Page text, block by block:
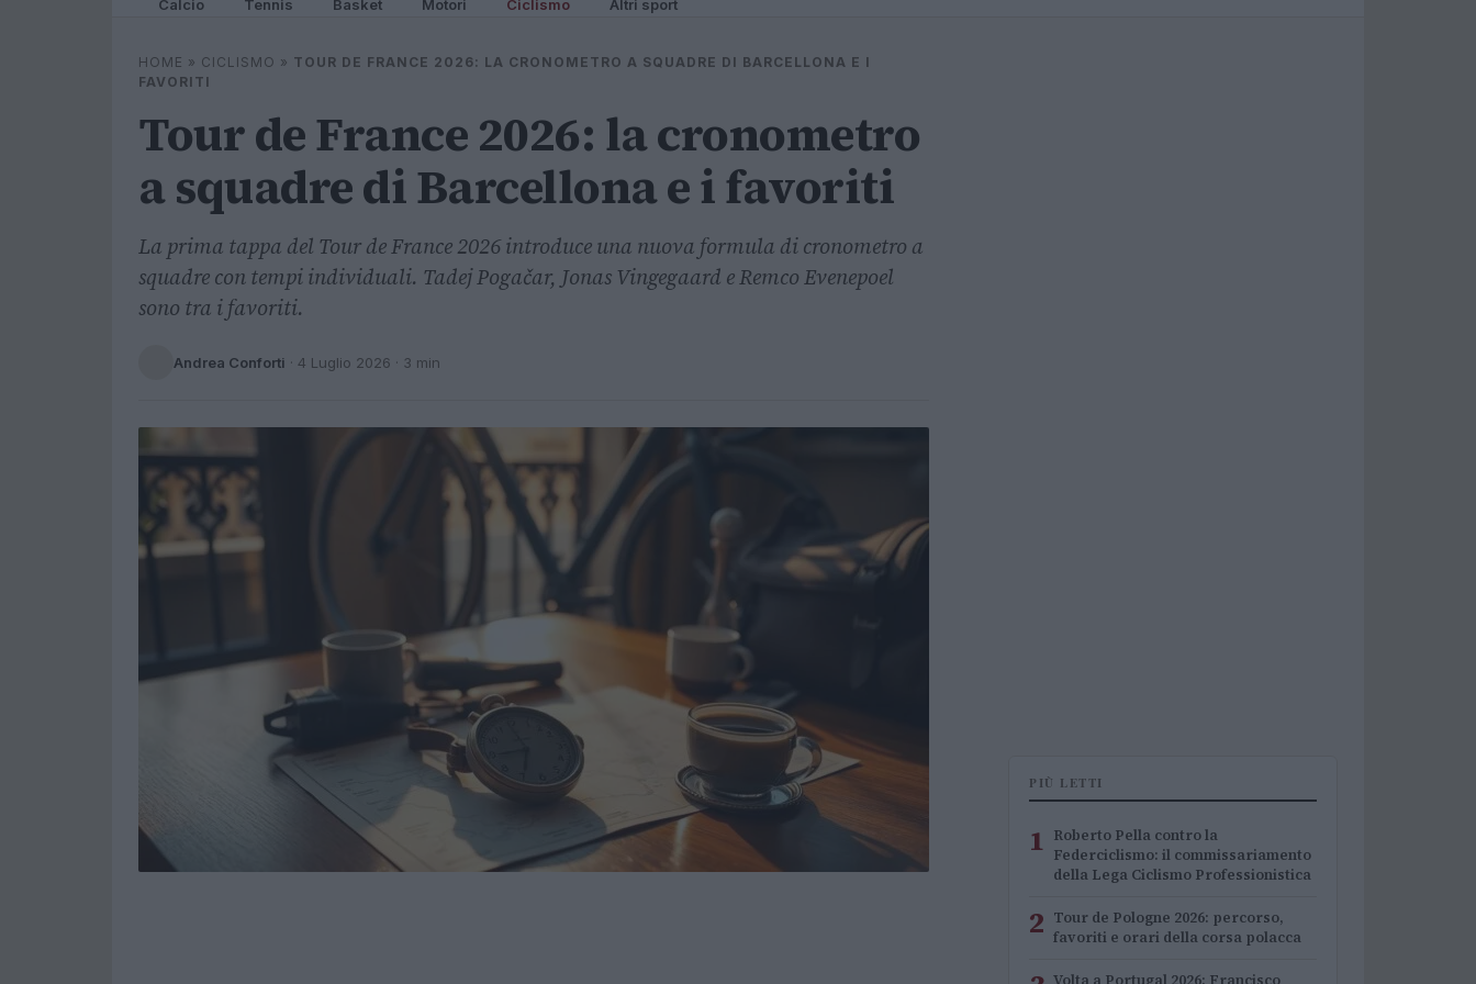
Calcio Tennis Basket Motori Ciclismo Altri sport
HOME » CICLISMO » TOUR DE FRANCE 2026: LA CRONOMETRO A SQUADRE DI BARCELLONA E I
FAVORITI
Tour de France 2026: la cronometro
a squadre di Barcellona e i favoriti
La prima tappa del Tour de France 2026 introduce una nuova formula di cronometro a
squadre con tempi individuali. Tadej Pogačar, Jonas Vingegaard e Remco Evenepoel
sono tra i favoriti.
Andrea Conforti · 4 Luglio 2026 · 3 min
PIÙ LETTI
1 Roberto Pella contro la
Federciclismo: il commissariamento
della Lega Ciclismo Professionistica
2 Tour de Pologne 2026: percorso,
favoriti e orari della corsa polacca
Volta a Portugal 2026: Francisco